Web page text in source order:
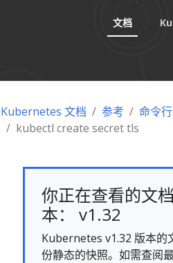
文档
Kubernetes 文档 参考 命令
kubectl create secret tls
你正在查看的文
本： v1.32
Kubernetes v1.32 版本的
份静态的快照。如需查阅